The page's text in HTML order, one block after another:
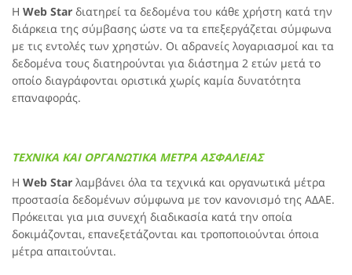
H Web Star διατηρεί τα δεδομένα του κάθε χρήστη κατά την
διάρκεια της σύμβασης ώστε να τα επεξεργάζεται σύμφωνα
με τις εντολές των χρηστών. Οι αδρανείς λογαριασμοί και τα
δεδομένα τους διατηρούνται για διάστημα 2 ετών μετά το
οποίο διαγράφονται οριστικά χωρίς καμία δυνατότητα
επαναφοράς.
ΤΕΧΝΙΚΑ ΚΑΙ ΟΡΓΑΝΩΤΙΚΑ ΜΕΤΡΑ ΑΣΦΑΛΕΙΑΣ
Η Web Star λαμβάνει όλα τα τεχνικά και οργανωτικά μέτρα
προστασία δεδομένων σύμφωνα με τον κανονισμό της ΑΔΑΕ.
Πρόκειται για μια συνεχή διαδικασία κατά την οποία
δοκιμάζονται, επανεξετάζονται και τροποποιούνται όποια
μέτρα απαιτούνται.